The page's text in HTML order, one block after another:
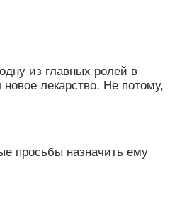
из главных ролей в
лекарство. Не потому,
просьбы назначить ему